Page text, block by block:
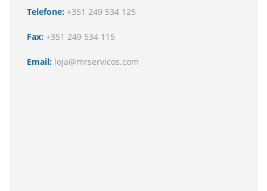
Telefone: +351 249 534 125
Fax: +351 249 534 115
Email: loja@mrservicos.com